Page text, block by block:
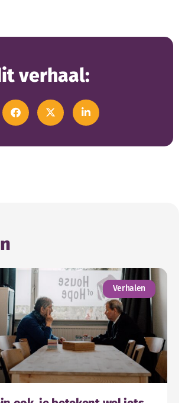
verhaal:
Verhalen